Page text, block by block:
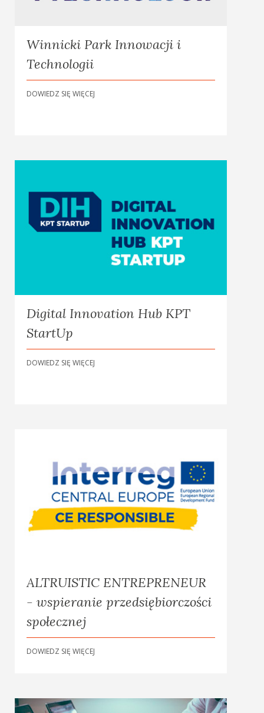
Winnicki Park Innowacji i
Technologii
DOWIEDZ SIĘ WIĘCEJ
Digital Innovation Hub KPT
StartUp
DOWIEDZ SIĘ WIĘCEJ
ALTRUISTIC ENTREPRENEUR
- wspieranie przedsiębiorczości
społecznej
DOWIEDZ SIĘ WIĘCEJ